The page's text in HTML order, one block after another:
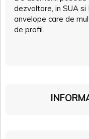
dezvoltare, in SUA
anvelope care de
de profil.